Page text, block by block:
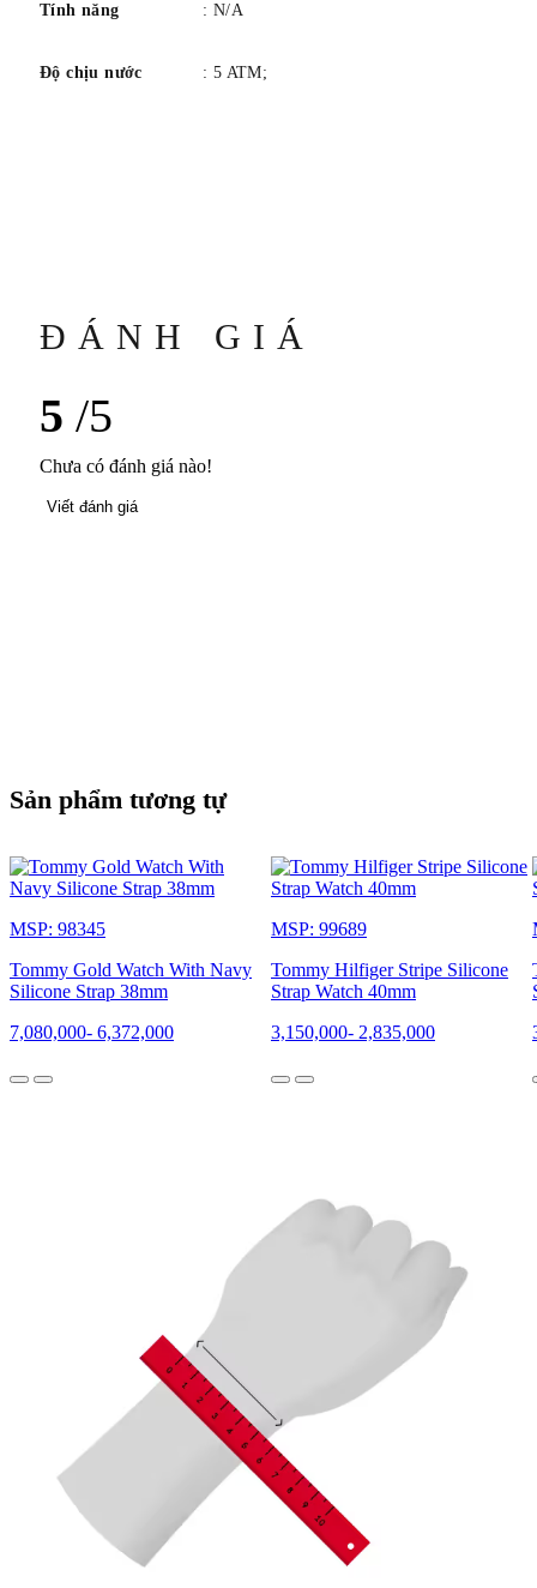
Tính năng : N/A
Độ chịu nước : 5 ATM;
ĐÁNH GIÁ
5 /5
Chưa có đánh giá nào!
Viết đánh giá
Sản phẩm tương tự
MSP: 98345
Tommy Gold Watch With Navy
Silicone Strap 38mm
7,080,000- 6,372,000
MSP: 99689
Tommy Hilfiger Stripe Silicone
Strap Watch 40mm
3,150,000- 2,835,000